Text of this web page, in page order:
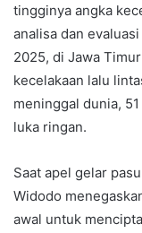
tingginya angka
analisa dan
2025, di Jawa
kecelakaan lalu
meninggal dunia,
luka ringan.
Saat apel gelar
Widodo
awal untuk